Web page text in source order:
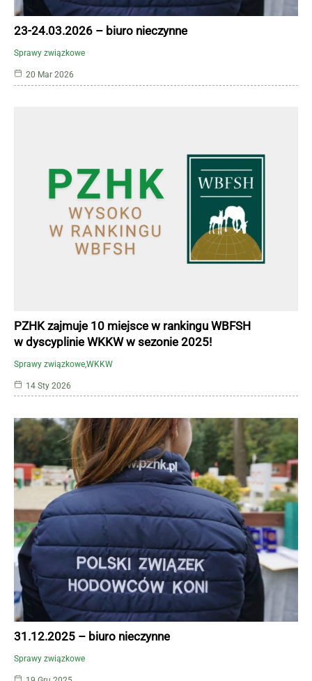
Sprawy związkowe
23-24.03.2026 – biuro nieczynne
20 Mar 2026
Sprawy związkoweWKKW
PZHK zajmuje 10 miejsce w rankingu WBFSH
w dyscyplinie WKKW w sezonie 2025!
14 Sty 2026
Sprawy związkowe
31.12.2025 – biuro nieczynne